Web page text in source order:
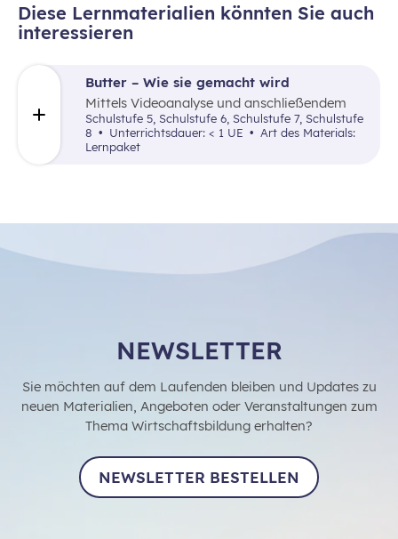
Diese Lernmaterialien könnten Sie auch
interessieren
Butter – Wie sie gemacht wird
Mittels Videoanalyse und anschließendem
DIY-Experiment wird den Schüler:innen
möglichst lebensnah Grundkenntnisse zur
Butterproduktion (Herstellung,
Schulstufe 5, Schulstufe 6, Schulstufe 7, Schulstufe
8
Unterrichtsdauer: < 1 UE
Lernpaket
NEWSLETTER
Sie möchten auf dem Laufenden bleiben und Updates zu
neuen Materialien, Angeboten oder Veranstaltungen zum
Thema Wirtschaftsbildung erhalten?
NEWSLETTER BESTELLEN